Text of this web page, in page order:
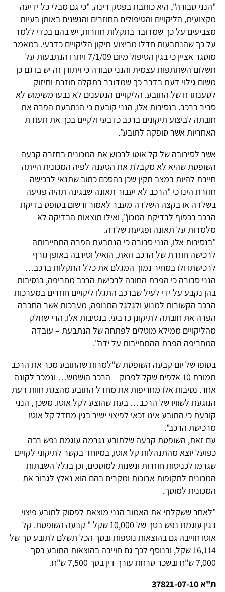
"הנני סבורה", היא כותבת בפסק דינה, "כי גם מבלי כל ידיעה
מקצועית, הליקויים והטיפולים החוזרים והנשנים באותן בעיות
מצביעים על כך שמדובר בתקלות חוזרות, יש בהם בכדי ללמד
על כך שהנתבעות חדלו מביצוע תיקון הליקויים כדבעי. במאמר
מוסגר אציין כי בגין הטיפול מיום 7/1/09 ויתרו הנתבעות על
תשלום השתתפות עצמית והנני סבורה כי ויתורן זה יש בו גם כן
משום גילוי דעת בדבר כך שמדובר בתקלה חוזרת וחיזוק
לטענתו זו של התובע. הליקויים הנטענים לא נבעו משימוש לא
סביר ברכב. בנסיבות אלו, הנני קובעת כי הנתבעת הפרה את
חובתה לביצוע תיקונים ברכב כדבעי ולקיים בכך את תעודת
האחריות אשר סופקה לתובע".
אשר לסירובה של קל אוטו לרכוש את המכונית בחזרה קבעה
השופטת שהיא לא מקבלת את הטענה לפיה המכונית הייתה
חייבת להיות במצב תקין שכן בהסכם כתוב שתנאי לרכישה
חוזרת הינו כי "הרכב לא יעבור תאונה שבגינה תהיה פגיעה
בשלדה או בקצה השלדה מעבר לאמור ורשום בטופס בדיקת
הרכב בכפוף לבדיקת המכון", ואילו תוצאות הבדיקה לא
מלמדות על תאונה ופגיעת שלדה.
"בנסיבות אלו, הנני סבורה כי הנתבעת הפרה התחייבותה
לרכישה חוזרת של הרכב וזאת, הואיל וסירבה באופן גורף
לרכישתו ולו במחיר נמוך המגלם את כלל התקלות ברכב…
הנני סבורה כי הפרת החובה לרכישת הרכב מחריפה, בנסיבות
בהן נקבע על ידי לעיל שברכב התגלו ליקויים חוזרים במערכות
הרכב הקשורות למנוע ולגלגל התנופה, מערכות אשר החברה
הפרה את חובתה לתיקונן כדבעי. בנסיבות אלו, הרי שחלק
מהליקויים ממילא מוטלים לפתחה של הנתבעת – עובדה
המחריפה הפרת ההתחייבות על ידה".
בסופו של יום קבעה השופטת ש"למרות שהתובע מכר את הרכב
תמורת 10 אלפים שקל לפרוק – הרכב הושמש… ונמכר לקונה
אחר. נסיבות אלו מחריפות את מחדל התובע מהצגת חוות דעת
הנוגעת לשוויו של הרכב… בעת שהוצע לקל אוטו. משכך, הנני
קובעת כי התובע אינו זכאי לפיצוי ישיר בגין מחדל קל אוטו
מרכישת הרכב".
עם זאת, השופטת קבעה שלתובע נגרמה עוגמת נפש רבה
כפועל יוצא מהתנהלות קל אוטו, במיוחד בקשר לתיקוני לקויים
שגרמו לכניסות חוזרות ונשנות למוסכים, וכן בגלל השבתות
המכונית לתקופות ארוכות ומקרים בהם הוא נאלץ לגרור את
המכונית למוסך.
"לאחר ששקלתי את האמור הנני מוצאת לפסוק לתובע פיצוי
בגין עוגמת נפש בסך של 10,000 שקל " קבעה השופטת. קל
אוטו חוייבה גם בהוצאות נוספות ובסך הכל תשלם לתובע סך של
16,114 שקל, ובנוסף לכך גם חוייבה בהוצאות התובע בסך
7,000 ש"ח ובשכר טרחת עורך דין בסך 7,500 ש"ח.
ת"א 37821-07-10